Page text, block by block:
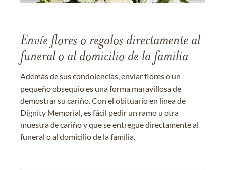
Envíe flores o regalos directamente al
funeral o al domicilio de la familia
Además de sus condolencias, enviar flores o un
pequeño obsequio es una forma maravillosa de
demostrar su cariño. Con el obituario en línea de
Dignity Memorial, es fácil pedir un ramo u otra
muestra de cariño y que se entregue directamente al
funeral o al domicilio de la familia.